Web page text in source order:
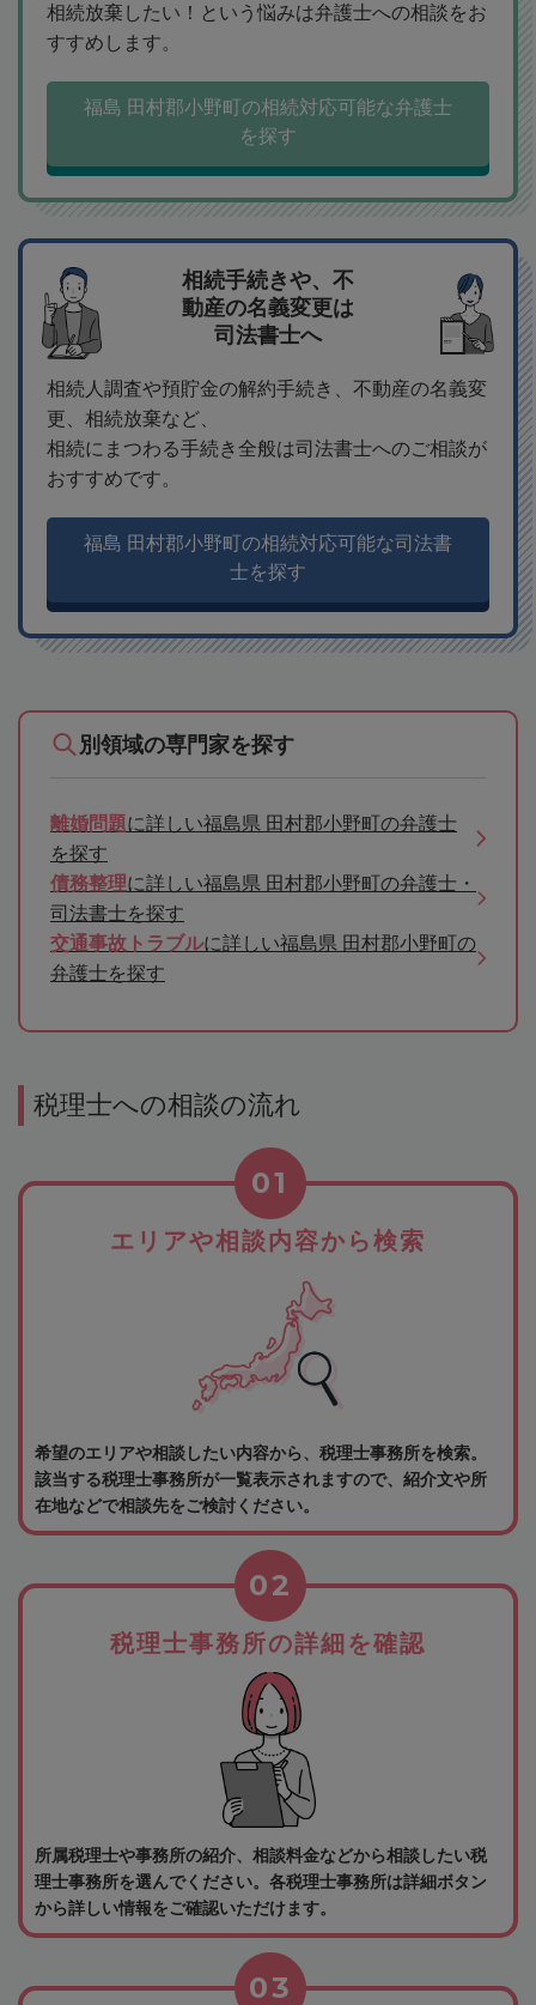
相続放棄したい！という悩みは弁護士への相談をお
すすめします。
福島 田村郡小野町の相続対応可能な弁護士
を探す
相続手続きや、不
動産の名義変更は
司法書士へ
相続人調査や預貯金の解約手続き、不動産の名義変
更、相続放棄など、
相続にまつわる手続き全般は司法書士へのご相談が
おすすめです。
福島 田村郡小野町の相続対応可能な司法書
士を探す
別領域の専門家を探す
離婚問題に詳しい福島県 田村郡小野町の弁護士
を探す
債務整理に詳しい福島県 田村郡小野町の弁護士・
司法書士を探す
交通事故トラブルに詳しい福島県 田村郡小野町の
弁護士を探す
税理士への相談の流れ
エリアや相談内容から検索
01
希望のエリアや相談したい内容から、税理士事務所を検索。
該当する税理士事務所が一覧表示されますので、紹介文や所
在地などで相談先をご検討ください。
税理士事務所の詳細を確認
02
所属税理士や事務所の紹介、相談料金などから相談したい税
理士事務所を選んでください。各税理士事務所は詳細ボタン
から詳しい情報をご確認いただけます。
03